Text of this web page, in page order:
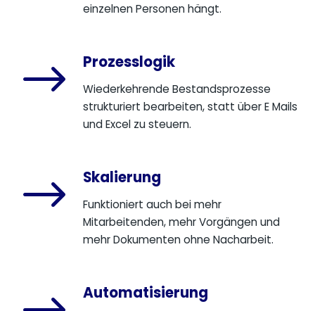
einzelnen Personen hängt.
$ Prozesslogik
Wiederkehrende Bestandsprozesse
strukturiert bearbeiten, statt über E Mails
und Excel zu steuern.
$ Skalierung
Funktioniert auch bei mehr
Mitarbeitenden, mehr Vorgängen und
mehr Dokumenten ohne Nacharbeit.
Automatisierung